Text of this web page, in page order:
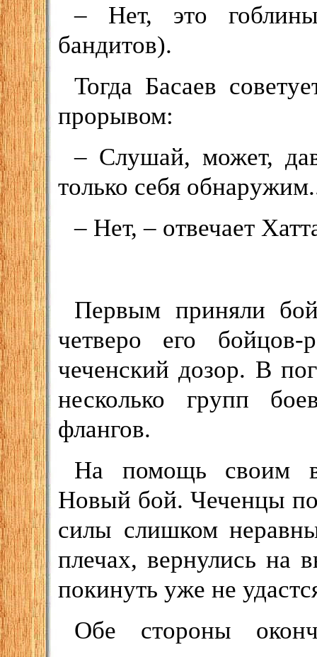
– Нет, это
бандитов).
Тогда Басаев
прорывом:
– Слушай, может,
только себя
– Нет, – отвечает
Первым приняли
четверо его бойцов-
чеченский дозор. В
несколько групп
флангов.
На помощь своим
Новый бой. Чеченцы
силы слишком
плечах, вернулись
покинуть уже не
Обе стороны